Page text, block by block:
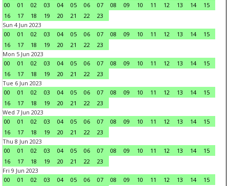
00
01 02 03 04 05 06 07 08 09 10 11 12 13 14
15
16
17 18 19 20 21 22
23
Sun 4 Jun 2023
00
01 02 03 04 05 06 07 08 09 10 11 12 13 14
15
16
17 18 19 20 21 22
23
Mon 5 Jun 2023
00
01 02 03 04 05 06 07 08 09 10 11 12 13 14
15
16
17 18 19 20 21 22
23
Tue 6 Jun 2023
00
01 02 03 04 05 06 07 08 09 10 11 12 13 14
15
16
17 18 19 20 21 22
23
Wed 7 Jun 2023
00
01 02 03 04 05 06 07 08 09 10 11 12 13 14
15
16
17 18 19 20 21 22
23
Thu 8 Jun 2023
00
01 02 03 04 05 06 07 08 09 10 11 12 13 14
15
16
17 18 19 20 21 22
23
Fri 9 Jun 2023
00
01 02 03 04 05 06 07 08 09 10 11 12 13 14
15